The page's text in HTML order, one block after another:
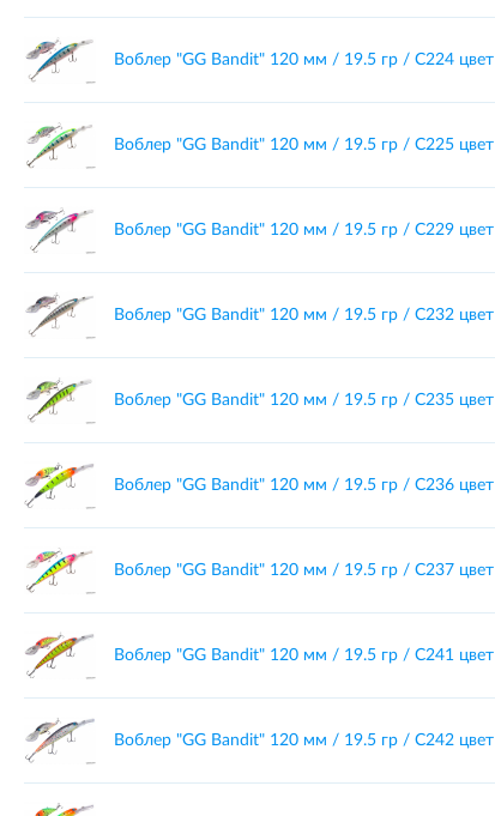
Воблер "GG Bandit" 120 мм / 19.5 гр / C224 цвет
Воблер "GG Bandit" 120 мм / 19.5 гр / C225 цвет
Воблер "GG Bandit" 120 мм / 19.5 гр / C229 цвет
Воблер "GG Bandit" 120 мм / 19.5 гр / C232 цвет
Воблер "GG Bandit" 120 мм / 19.5 гр / C235 цвет
Воблер "GG Bandit" 120 мм / 19.5 гр / C236 цвет
Воблер "GG Bandit" 120 мм / 19.5 гр / C237 цвет
Воблер "GG Bandit" 120 мм / 19.5 гр / C241 цвет
Воблер "GG Bandit" 120 мм / 19.5 гр / C242 цвет